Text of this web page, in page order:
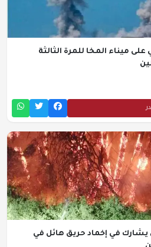
ميناء المخا للمرة الثالثة
يشارك في إخماد حريق هائل في